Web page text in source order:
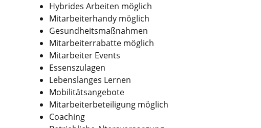
Hybrides Arbeiten möglich
Mit­arbeiter­handy möglich
Gesund­heits­maß­nahmen
Mit­arbeiter­rabatte möglich
Mit­arbeiter Events
Essens­zulagen
Lebens­langes Lernen
Mobilitäts­angebote
Mit­arbeiter­beteili­gung möglich
Coaching